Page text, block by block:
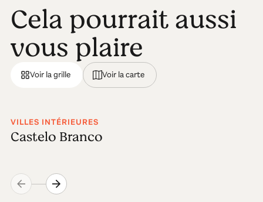
Cela pourrait aussi
vous plaire
Voir la grille Voir la carte
VILLES INTÉRIEURES
Castelo Branco